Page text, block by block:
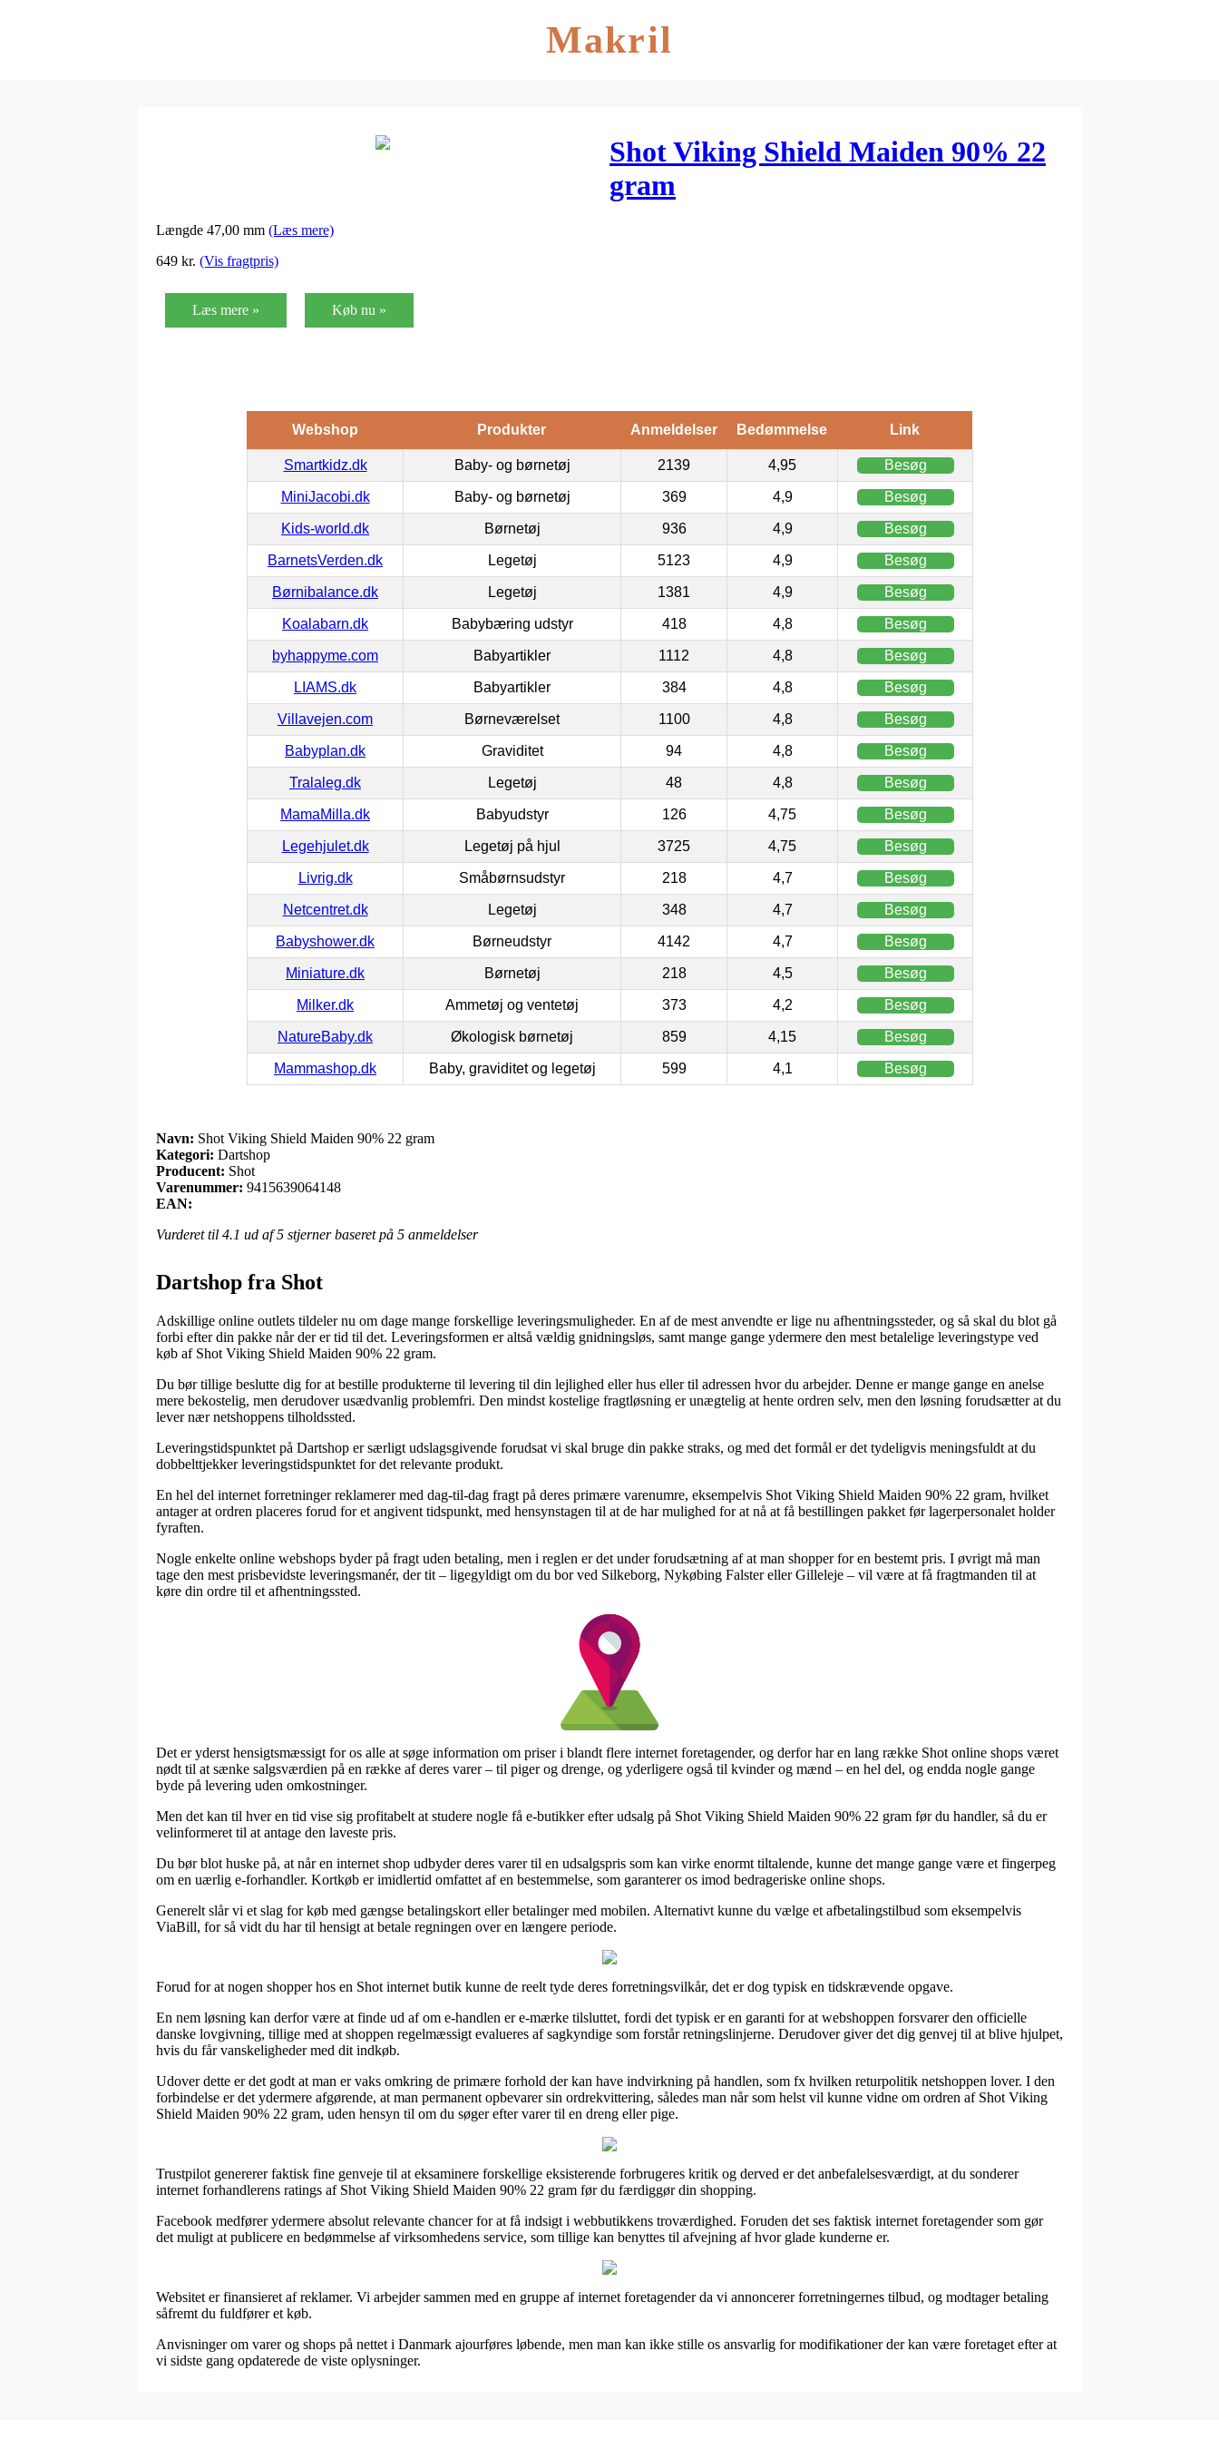
Makril
Shot Viking Shield Maiden 90% 22
gram
Længde 47,00 mm (Læs mere)
649 kr. (Vis fragtpris)
Læs mere » Køb nu »
Webshop Produkter Anmeldelser Bedømmelse Link
Smartkidz.dk Baby- og børnetøj 2139 4,95 Besøg
MiniJacobi.dk Baby- og børnetøj 369 4,9 Besøg
Kids-world.dk Børnetøj 936 4,9 Besøg
BarnetsVerden.dk Legetøj 5123 4,9 Besøg
Børnibalance.dk Legetøj 1381 4,9 Besøg
Koalabarn.dk Babybæring udstyr 418 4,8 Besøg
byhappyme.com Babyartikler 1112 4,8 Besøg
LIAMS.dk Babyartikler 384 4,8 Besøg
Villavejen.com Børneværelset 1100 4,8 Besøg
Babyplan.dk Graviditet 94 4,8 Besøg
Tralaleg.dk Legetøj 48 4,8 Besøg
MamaMilla.dk Babyudstyr 126 4,75 Besøg
Legehjulet.dk Legetøj på hjul 3725 4,75 Besøg
Livrig.dk Småbørnsudstyr 218 4,7 Besøg
Netcentret.dk Legetøj 348 4,7 Besøg
Babyshower.dk Børneudstyr 4142 4,7 Besøg
Miniature.dk Børnetøj 218 4,5 Besøg
Milker.dk Ammetøj og ventetøj 373 4,2 Besøg
NatureBaby.dk Økologisk børnetøj 859 4,15 Besøg
Mammashop.dk Baby, graviditet og legetøj 599 4,1 Besøg
Navn: Shot Viking Shield Maiden 90% 22 gram
Kategori: Dartshop
Producent: Shot
Varenummer: 9415639064148
EAN:
Vurderet til 4.1 ud af 5 stjerner baseret på 5 anmeldelser
Dartshop fra Shot
Adskillige online outlets tildeler nu om dage mange forskellige leveringsmuligheder. En af de mest anvendte er lige nu afhentningssteder, og så skal du blot gå
forbi efter din pakke når der er tid til det. Leveringsformen er altså vældig gnidningsløs, samt mange gange ydermere den mest betalelige leveringstype ved
køb af Shot Viking Shield Maiden 90% 22 gram.
Du bør tillige beslutte dig for at bestille produkterne til levering til din lejlighed eller hus eller til adressen hvor du arbejder. Denne er mange gange en anelse
mere bekostelig, men derudover usædvanlig problemfri. Den mindst kostelige fragtløsning er unægtelig at hente ordren selv, men den løsning forudsætter at du
lever nær netshoppens tilholdssted.
Leveringstidspunktet på Dartshop er særligt udslagsgivende forudsat vi skal bruge din pakke straks, og med det formål er det tydeligvis meningsfuldt at du
dobbelttjekker leveringstidspunktet for det relevante produkt.
En hel del internet forretninger reklamerer med dag-til-dag fragt på deres primære varenumre, eksempelvis Shot Viking Shield Maiden 90% 22 gram, hvilket
antager at ordren placeres forud for et angivent tidspunkt, med hensynstagen til at de har mulighed for at nå at få bestillingen pakket før lagerpersonalet holder
fyraften.
Nogle enkelte online webshops byder på fragt uden betaling, men i reglen er det under forudsætning af at man shopper for en bestemt pris. I øvrigt må man
tage den mest prisbevidste leveringsmanér, der tit – ligegyldigt om du bor ved Silkeborg, Nykøbing Falster eller Gilleleje – vil være at få fragtmanden til at
køre din ordre til et afhentningssted.
Det er yderst hensigtsmæssigt for os alle at søge information om priser i blandt flere internet foretagender, og derfor har en lang række Shot online shops været
nødt til at sænke salgsværdien på en række af deres varer – til piger og drenge, og yderligere også til kvinder og mænd – en hel del, og endda nogle gange
byde på levering uden omkostninger.
Men det kan til hver en tid vise sig profitabelt at studere nogle få e-butikker efter udsalg på Shot Viking Shield Maiden 90% 22 gram før du handler, så du er
velinformeret til at antage den laveste pris.
Du bør blot huske på, at når en internet shop udbyder deres varer til en udsalgspris som kan virke enormt tiltalende, kunne det mange gange være et fingerpeg
om en uærlig e-forhandler. Kortkøb er imidlertid omfattet af en bestemmelse, som garanterer os imod bedrageriske online shops.
Generelt slår vi et slag for køb med gængse betalingskort eller betalinger med mobilen. Alternativt kunne du vælge et afbetalingstilbud som eksempelvis
ViaBill, for så vidt du har til hensigt at betale regningen over en længere periode.
Forud for at nogen shopper hos en Shot internet butik kunne de reelt tyde deres forretningsvilkår, det er dog typisk en tidskrævende opgave.
En nem løsning kan derfor være at finde ud af om e-handlen er e-mærke tilsluttet, fordi det typisk er en garanti for at webshoppen forsvarer den officielle
danske lovgivning, tillige med at shoppen regelmæssigt evalueres af sagkyndige som forstår retningslinjerne. Derudover giver det dig genvej til at blive hjulpet,
hvis du får vanskeligheder med dit indkøb.
Udover dette er det godt at man er vaks omkring de primære forhold der kan have indvirkning på handlen, som fx hvilken returpolitik netshoppen lover. I den
forbindelse er det ydermere afgørende, at man permanent opbevarer sin ordrekvittering, således man når som helst vil kunne vidne om ordren af Shot Viking
Shield Maiden 90% 22 gram, uden hensyn til om du søger efter varer til en dreng eller pige.
Trustpilot genererer faktisk fine genveje til at eksaminere forskellige eksisterende forbrugeres kritik og derved er det anbefalelsesværdigt, at du sonderer
internet forhandlerens ratings af Shot Viking Shield Maiden 90% 22 gram før du færdiggør din shopping.
Facebook medfører ydermere absolut relevante chancer for at få indsigt i webbutikkens troværdighed. Foruden det ses faktisk internet foretagender som gør
det muligt at publicere en bedømmelse af virksomhedens service, som tillige kan benyttes til afvejning af hvor glade kunderne er.
Websitet er finansieret af reklamer. Vi arbejder sammen med en gruppe af internet foretagender da vi annoncerer forretningernes tilbud, og modtager betaling
såfremt du fuldfører et køb.
Anvisninger om varer og shops på nettet i Danmark ajourføres løbende, men man kan ikke stille os ansvarlig for modifikationer der kan være foretaget efter at
vi sidste gang opdaterede de viste oplysninger.